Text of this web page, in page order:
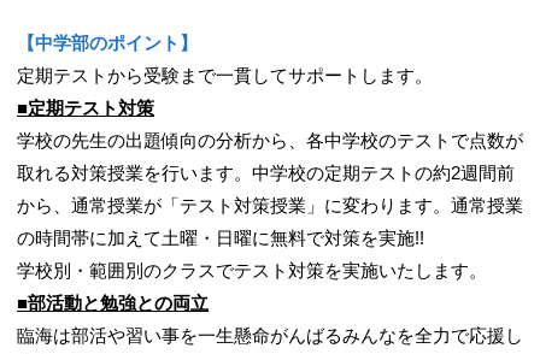
【中学部のポイント】
定期テストから受験まで一貫してサポートします。
■定期テスト対策
学校の先生の出題傾向の分析から、各中学校のテストで点数が
取れる対策授業を行います。中学校の定期テストの約2週間前
から、通常授業が「テスト対策授業」に変わります。通常授業
の時間帯に加えて土曜・日曜に無料で対策を実施!!
学校別・範囲別のクラスでテスト対策を実施いたします。
■部活動と勉強との両立
臨海は部活や習い事を一生懸命がんばるみんなを全力で応援し